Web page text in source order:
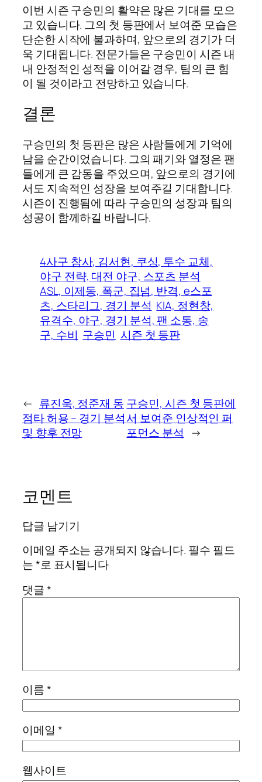
이번 시즌 구승민의 활약은 많은 기대를 모으
고 있습니다. 그의 첫 등판에서 보여준 모습은
단순한 시작에 불과하며, 앞으로의 경기가 더
욱 기대됩니다. 전문가들은 구승민이 시즌 내
내 안정적인 성적을 이어갈 경우, 팀의 큰 힘
이 될 것이라고 전망하고 있습니다.
결론
구승민의 첫 등판은 많은 사람들에게 기억에
남을 순간이었습니다. 그의 패기와 열정은 팬
들에게 큰 감동을 주었으며, 앞으로의 경기에
서도 지속적인 성장을 보여주길 기대합니다.
시즌이 진행됨에 따라 구승민의 성장과 팀의
성공이 함께하길 바랍니다.
4사구 참사, 김서현, 쿠싱, 투수 교체,
야구 전략, 대전 야구, 스포츠 분석
ASL, 이제동, 폭군, 집념, 반격, e스포
츠, 스타리그, 경기 분석 KIA, 정현창,
유격수, 야구, 경기 분석, 팬 소통, 송
구, 수비 구승민 시즌 첫 등판
← 류진욱, 정준재 동
점타 허용 – 경기 분석
및 향후 전망
구승민, 시즌 첫 등판에
서 보여준 인상적인 퍼
포먼스 분석
→
코멘트
답글 남기기
이메일 주소는 공개되지 않습니다. 필수 필드
는*로 표시됩니다
댓글*
이름*
이메일 *
웹사이트